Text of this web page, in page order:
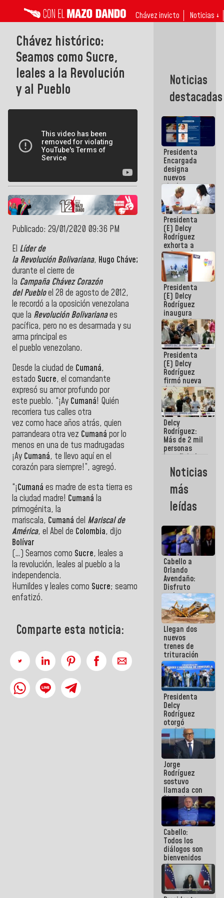
Chávez invicto Noticias ↓
Chávez histórico:
Seamos como Sucre,
leales a la Revolución
y al Pueblo
Publicado: 29/01/2020 09:36 PM
El Líder de
la Revolución Bolivariana, Hugo Chávez
durante el cierre de
la Campaña Chávez Corazón
del Puebloel 28 de agosto de 2012,
le recordó a la oposición venezolana
que la Revolución Bolivarianaes
pacífica, pero no es desarmada y su
arma principal es
el pueblo venezolano.
Desde la ciudad de Cumaná,
estado Sucre, el comandante
expresó su amor profundo por
este pueblo. “¡Ay Cumaná! Quién
recorriera tus calles otra
vez como hace años atrás, quien
parrandeara otra vez Cumaná por lo
menos en una de tus madrugadas
¡Ay Cumaná, te llevo aquí en el
corazón para siempre!”, agregó.
“¡Cumaná es madre de esta tierra es
la ciudad madre! Cumaná la
primogénita, la
mariscala, Cumaná del Mariscal de
América, el Abel de Colombia, dijo
Bolívar
(…) Seamos como Sucre, leales a
la revolución, leales al pueblo a la
independencia.
Humildes y leales como Sucre; seamos como Sucre”,
enfatizó.
Comparte esta noticia:
Noticias
destacadas
Presidenta
Encargada
designa
nuevos
titulares en
Viceministerio
de Energía
Eléctrica y
CORPOELEC
Presidenta
(E) Delcy
Rodríguez
exhorta a
gobernadores
y alcaldes a
edificar
casas para
abuelos
Presidenta
(E) Delcy
Rodríguez
inaugura
casa de los
Abuelos
Primavera
en Caracas
Presidenta
(E) Delcy
Rodríguez
firmó nueva
de Ley de
Arrendamiento
aprobada
por la AN
Delcy
Rodríguez:
Más de 2 mil
personas
beneficiadas
con planes
para
atención de
emergencia
sísmica en
la última
Noticias
más
leídas
Cabello a
Orlando
Avendaño:
Disfruto
cada vez
que escribes
porque lo
que haces
es
embarrarla
Llegan dos
nuevos
trenes de
trituración
para
optimizar
manejo de
escombros
en La Guaira
Presidenta
Delcy
Rodríguez
otorgó
medalla
"Héroe de
Venezuela"
a servidores
públicos
Jorge
Rodríguez
sostuvo
llamada con
Dinorah
Figuera y
acuerdan
primer
encuentro
presencial
para el
diálogo
Cabello:
Todos los
diálogos son
bienvenidos
siempre que
estén en el
marco de la
Constitución